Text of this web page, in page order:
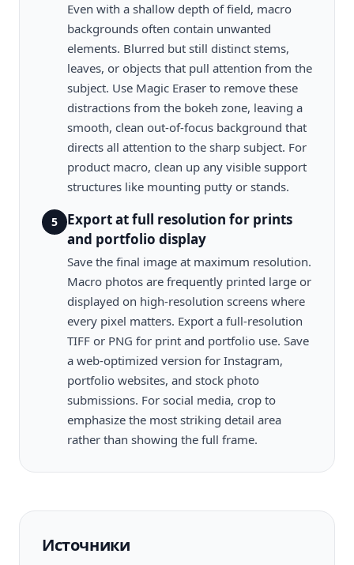
Even with a shallow depth of field, macro
backgrounds often contain unwanted
elements. Blurred but still distinct stems,
leaves, or objects that pull attention from the
subject. Use Magic Eraser to remove these
distractions from the bokeh zone, leaving a
smooth, clean out-of-focus background that
directs all attention to the sharp subject. For
product macro, clean up any visible support
structures like mounting putty or stands.
5
Export at full resolution for prints
and portfolio display
Save the final image at maximum resolution.
Macro photos are frequently printed large or
displayed on high-resolution screens where
every pixel matters. Export a full-resolution
TIFF or PNG for print and portfolio use. Save
a web-optimized version for Instagram,
portfolio websites, and stock photo
submissions. For social media, crop to
emphasize the most striking detail area
rather than showing the full frame.
Источники